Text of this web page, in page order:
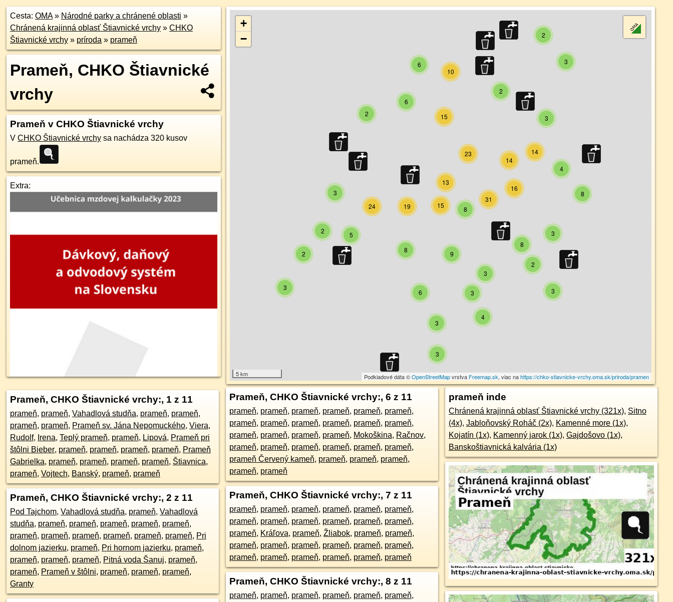
Cesta: OMA» Národné parky a chránené oblasti »
Chránená krajinná oblasť Štiavnické vrchy » CHKO
Štiavnické vrchy » príroda » prameň
Prameň, CHKO Štiavnické
vrchy
Prameň v CHKO Štiavnické vrchy
V CHKO Štiavnické vrchy sa nachádza 320 kusov
prameň.
Extra:
3
2 5
2 8
4
3
3
3
6
3
4
3
2
2
8
3
3
8
2
3
9
6
6
31
16
14
14
2
3
24
10
15
8
15
19
23
13
+
−
5 km Podkladové dáta ©OpenStreetMapvrstva Freemap.sk, viac nahttps://chko-stiavnicke-vrchy.oma.sk/priroda/pramen
Prameň, CHKO Štiavnické vrchy:, 1 z 11
prameň, prameň, Vahadlová studňa, prameň, prameň,
prameň, prameň, Prameň sv. Jána Nepomuckého, Viera,
Rudolf, Irena, Teplý prameň, prameň, Lipová, Prameň pri
štôlni Bieber, prameň, prameň, prameň, prameň, Prameň
Gabrielka, prameň, prameň, prameň, prameň, Štiavnica,
prameň, Vojtech, Banský, prameň, prameň
Prameň, CHKO Štiavnické vrchy:, 2 z 11
Pod Tajchom, Vahadlová studňa, prameň, Vahadlová
studňa, prameň, prameň, prameň, prameň, prameň,
prameň, prameň, prameň, prameň, prameň, prameň, Pri
dolnom jazierku, prameň, Pri hornom jazierku, prameň,
prameň, prameň, prameň, Pitná voda Šanuj, prameň,
prameň, Prameň v štôlni, prameň, prameň, prameň,
Granty
Prameň, CHKO Štiavnické vrchy:, 6 z 11
prameň, prameň, prameň, prameň, prameň, prameň,
prameň, prameň, prameň, prameň, prameň, prameň,
prameň, prameň, prameň, prameň, Mokoškina, Račnov,
prameň, prameň, prameň, prameň, prameň, prameň,
prameň Červený kameň, prameň, prameň, prameň,
prameň, prameň
Prameň, CHKO Štiavnické vrchy:, 7 z 11
prameň, prameň, prameň, prameň, prameň, prameň,
prameň, prameň, prameň, prameň, prameň, prameň,
prameň, Kráľova, prameň, Žliabok, prameň, prameň,
prameň, prameň, prameň, prameň, prameň, prameň,
prameň, prameň, prameň, prameň, prameň, prameň
Prameň, CHKO Štiavnické vrchy:, 8 z 11
prameň, prameň, prameň, prameň, prameň, prameň,
prameň inde
Chránená krajinná oblasť Štiavnické vrchy (321x), Sitno
(4x), Jabloňovský Roháč (2x), Kamenné more (1x),
Kojatín (1x), Kamenný jarok (1x), Gajdošovo (1x),
Banskoštiavnická kalvária (1x)